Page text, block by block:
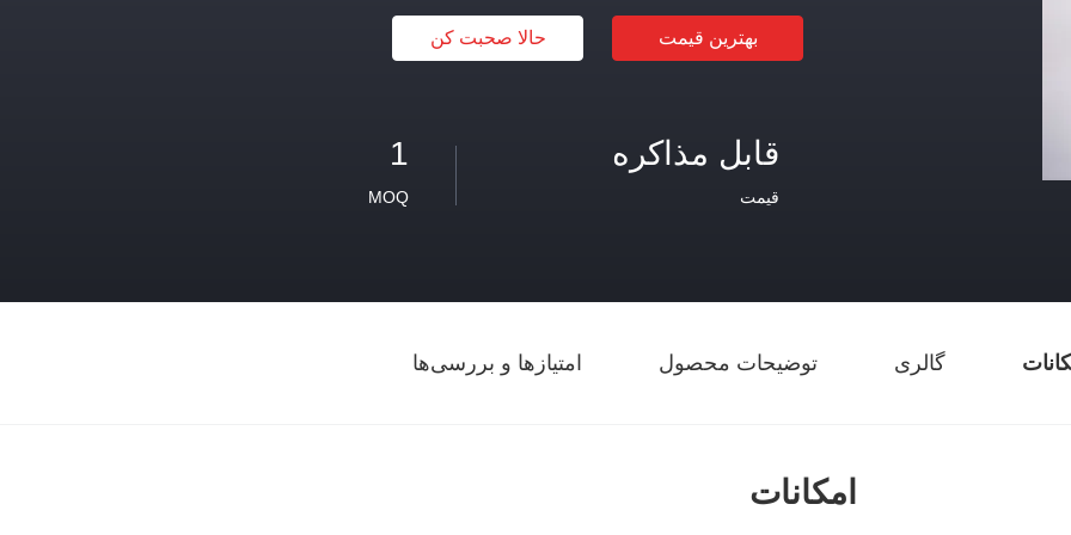
بهترین قیمت حالا صحبت کن
1
MOQ
قابل مذاکره
قیمت
گالری توضیحات محصول امتیازها و بررسی‌ها
امکانات